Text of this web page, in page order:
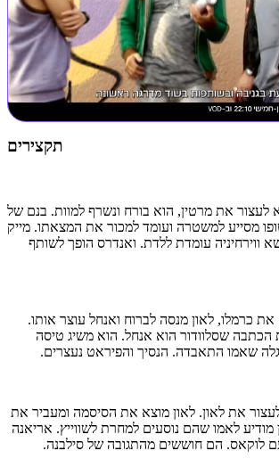
תקצירים
לעצור את מרטין, הוא בורח ונשרף למוות. בנם של
מסייע למשטרה ועומד למכור את המצאתו. מייק
ווירחיניה עומדת ללדת. ואנדרס הופך לשותף
את כרמלו, לאון מנסה לברוח ואנחל עוצר אותו.
הכתבה שסלוודור הוא אנחל. הוא משיג טיסה
שאמו התאבדה. הנסיך והפיראט נעצרים.
לעצור את לאון. לאון מוצא את הסיסמה ומעביר את
מודיע לאמו שהם נוסעים למחרת לשווייץ. אריאנה
לוקאס. הם חוששים מהתגובה של סילבנה.